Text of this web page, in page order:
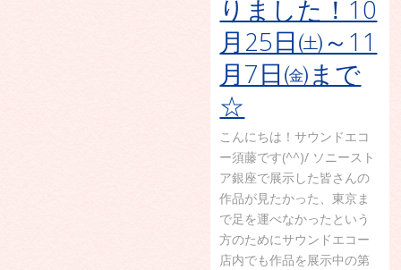
りました！10
月25日㈯～11
月7日㈮まで
☆
こんにちは！サウンドエコ
ー須藤です(^^)/ ソニースト
ア銀座で展示した皆さんの
作品が見たかった、東京ま
で足を運べなかったという
方のためにサウンドエコー
店内でも作品を展示中の第